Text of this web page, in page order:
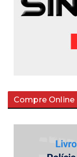
Compre Online